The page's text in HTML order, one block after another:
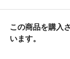
この商品を購入
います。